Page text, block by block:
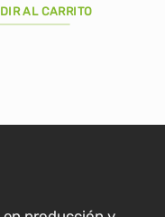
AL CARRITO